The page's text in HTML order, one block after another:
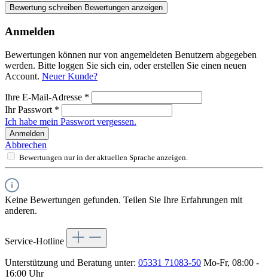
Bewertung schreiben Bewertungen anzeigen
Anmelden
Bewertungen können nur von angemeldeten Benutzern abgegeben
werden. Bitte loggen Sie sich ein, oder erstellen Sie einen neuen
Account. Neuer Kunde?
Ihre E-Mail-Adresse *
Ihr Passwort *
Ich habe mein Passwort vergessen.
Anmelden
Abbrechen
Bewertungen nur in der aktuellen Sprache anzeigen.
Keine Bewertungen gefunden. Teilen Sie Ihre Erfahrungen mit
anderen.
Service-Hotline
Unterstützung und Beratung unter: 05331 71083-50 Mo-Fr, 08:00 -
16:00 Uhr